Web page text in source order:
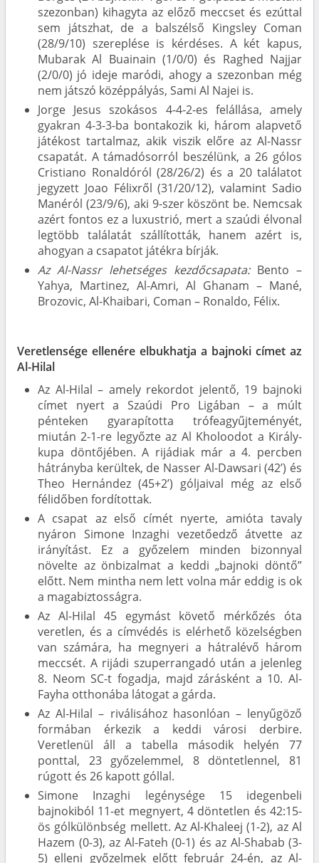
szezonban) kihagyta az előző meccset és ezúttal
sem játszhat, de a balszélső Kingsley Coman
(28/9/10) szereplése is kérdéses. A két kapus,
Mubarak Al Buainain (1/0/0) és Raghed Najjar
(2/0/0) jó ideje maródi, ahogy a szezonban még
nem játszó középpályás, Sami Al Najei is.
Jorge Jesus szokásos 4-4-2-es felállása, amely
gyakran 4-3-3-ba bontakozik ki, három alapvető
játékost tartalmaz, akik viszik előre az Al-Nassr
csapatát. A támadósorról beszélünk, a 26 gólos
Cristiano Ronaldóról (28/26/2) és a 20 találatot
jegyzett Joao Félixről (31/20/12), valamint Sadio
Manéról (23/9/6), aki 9-szer köszönt be. Nemcsak
azért fontos ez a luxustrió, mert a szaúdi élvonal
legtöbb találatát szállították, hanem azért is,
ahogyan a csapatot játékra bírják.
Az Al-Nassr lehetséges kezdőcsapata: Bento –
Yahya, Martinez, Al-Amri, Al Ghanam – Mané,
Brozovic, Al-Khaibari, Coman – Ronaldo, Félix.
Veretlensége ellenére elbukhatja a bajnoki címet az
Al-Hilal
Az Al-Hilal – amely rekordot jelentő, 19 bajnoki
címet nyert a Szaúdi Pro Ligában – a múlt
pénteken gyarapította trófeagyűjteményét,
miután 2-1-re legyőzte az Al Kholoodot a Király-
kupa döntőjében. A rijádiak már a 4. percben
hátrányba kerültek, de Nasser Al-Dawsari (42’) és
Theo Hernández (45+2’) góljaival még az első
félidőben fordítottak.
A csapat az első címét nyerte, amióta tavaly
nyáron Simone Inzaghi vezetőedző átvette az
irányítást. Ez a győzelem minden bizonnyal
növelte az önbizalmat a keddi „bajnoki döntő”
előtt. Nem mintha nem lett volna már eddig is ok
a magabiztosságra.
Az Al-Hilal 45 egymást követő mérkőzés óta
veretlen, és a címvédés is elérhető közelségben
van számára, ha megnyeri a hátralévő három
meccsét. A rijádi szuperrangadó után a jelenleg
8. Neom SC-t fogadja, majd zárásként a 10. Al-
Fayha otthonába látogat a gárda.
Az Al-Hilal – riválisához hasonlóan – lenyűgöző
formában érkezik a keddi városi derbire.
Veretlenül áll a tabella második helyén 77
ponttal, 23 győzelemmel, 8 döntetlennel, 81
rúgott és 26 kapott góllal.
Simone Inzaghi legénysége 15 idegenbeli
bajnokiból 11-et megnyert, 4 döntetlen és 42:15-
ös gólkülönbség mellett. Az Al-Khaleej (1-2), az Al
Hazem (0-3), az Al-Fateh (0-1) és az Al-Shabab (3-
5) elleni győzelmek előtt február 24-én, az Al-